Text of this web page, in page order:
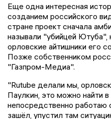
Еще одна интересная
созданием российского
стране проект сначала
называли "убийцей Ютуба",
орловские айтишники его
Позже собственником
"Газпром-Медиа".
"Rutube делали мы,
Паулкин, это можно найти в
непосредственно работаю
зашёл, упустил там